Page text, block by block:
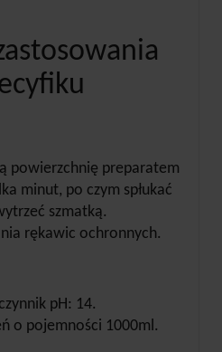
powierzchnię preparatem
minut, po czym spłukać
szmatką.
rękawic ochronnych.
pH: 14.
o pojemności 1000ml.